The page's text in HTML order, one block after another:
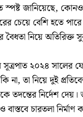
জানিয়েছে, কোনও
চেয়ে বেশি হতে
বৈধতা নিয়ে
সূত্রপাত ২০২৪ সালের
না, তা নিয়ে দুই
তদন্তের নির্দেশ
বাস্তবে চারতলা